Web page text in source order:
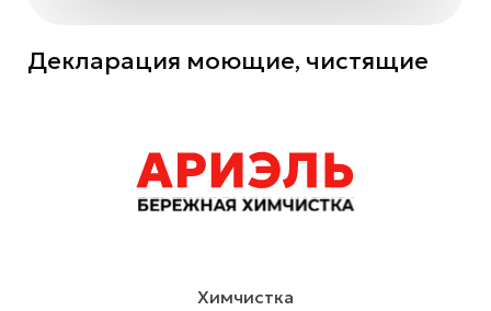
Декларация моющие, чистящие
Химчистка